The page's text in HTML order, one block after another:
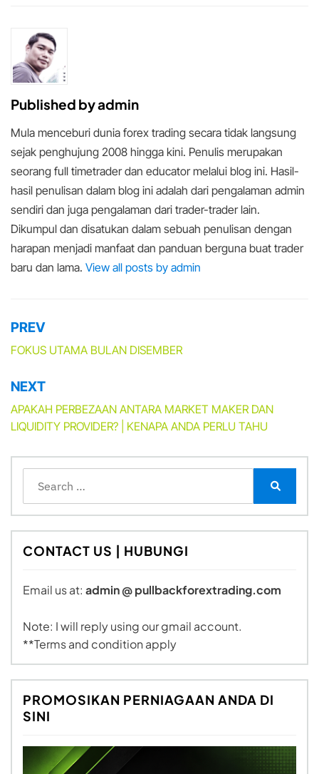
Published byadmin
Mula menceburi dunia forex trading secara tidak langsung
sejak penghujung 2008 hingga kini. Penulis merupakan
seorang full timetrader dan educator melalui blog ini. Hasil-
hasil penulisan dalam blog ini adalah dari pengalaman admin
sendiri dan juga pengalaman dari trader-trader lain.
Dikumpul dan disatukan dalam sebuah penulisan dengan
harapan menjadi manfaat dan panduan berguna buat trader
baru dan lama. View all posts by admin
Post
navigation
PREV
FOKUS UTAMA BULAN DISEMBER
NEXT
APAKAH PERBEZAAN ANTARA MARKET MAKER DAN
LIQUIDITY PROVIDER? | KENAPA ANDA PERLU TAHU
for:
CONTACT US | HUBUNGI
Email us at: admin @ pullbackforextrading.com
Note: I will reply using our gmail account.
**Terms and condition apply
PROMOSIKAN PERNIAGAAN ANDA DI
SINI